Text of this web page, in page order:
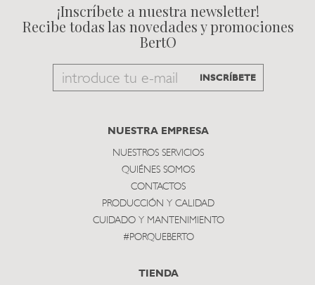
¡Inscríbete a nuestra newsletter!
Recibe todas las novedades y promociones
BertO
Email
subscribe
INSCRÍBETE
NUESTRA EMPRESA
NUESTROS SERVICIOS
QUIÉNES SOMOS
CONTACTOS
PRODUCCIÓN Y CALIDAD
CUIDADO Y MANTENIMIENTO
#PORQUEBERTO
TIENDA